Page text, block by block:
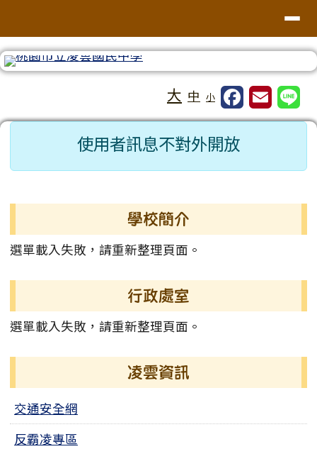
大 中 小
主內容區域使用者訊息不對外開放
學校簡介
選單載入失敗，請重新整理頁面。
行政處室
選單載入失敗，請重新整理頁面。
凌雲資訊
交通安全網
反霸凌專區
頁尾區域